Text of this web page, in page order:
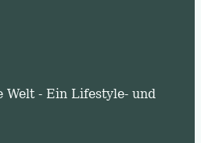
- Ein Lifestyle- und